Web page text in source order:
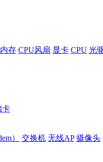
内存 CPU风扇 显卡 CPU 光
卡
） 交换机 无线AP 摄像头